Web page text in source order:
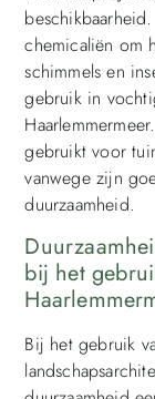
chemicaliën om
schimmels en
gebruik in
gebruikt voor
vanwege zijn
duurzaamheid.
bij het
Bij het gebruik